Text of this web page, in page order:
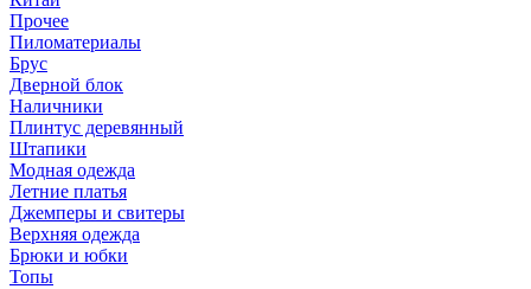
Прочее
Пиломатериалы
Брус
Дверной блок
Наличники
Плинтус деревянный
Штапики
Модная одежда
Летние платья
Джемперы и свитеры
Верхняя одежда
Брюки и юбки
Топы